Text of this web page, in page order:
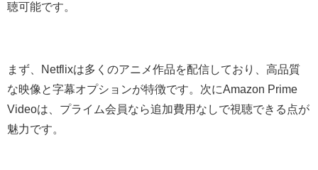
聴可能です。
まず、Netflixは多くのアニメ作品を配信しており、高品質
な映像と字幕オプションが特徴です。次にAmazon Prime
Videoは、プライム会員なら追加費用なしで視聴できる点が
魅力です。